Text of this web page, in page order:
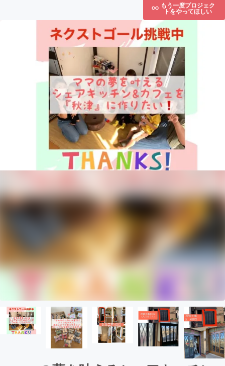
もう一度プロジェク
トをやってほしい